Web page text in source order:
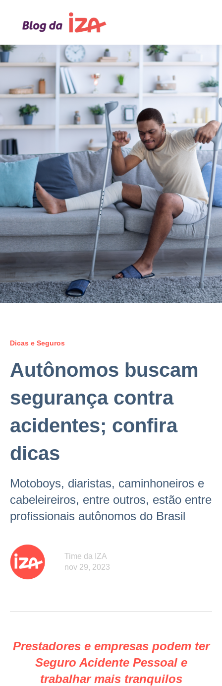
Dicas e Seguros
Autônomos buscam
segurança contra
acidentes; confira
dicas
Motoboys, diaristas, caminhoneiros e
cabeleireiros, entre outros, estão entre
profissionais autônomos do Brasil
Time da IZA
nov 29, 2023
Prestadores e empresas podem ter
Seguro Acidente Pessoal e
trabalhar mais tranquilos